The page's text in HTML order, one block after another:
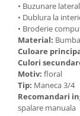
• Buzunare
• Dublura la
• Broderie
Material:
Culoare
Culori
Motiv: floral
Tip: Maneca 3/4
Recomandari
spalare manuala